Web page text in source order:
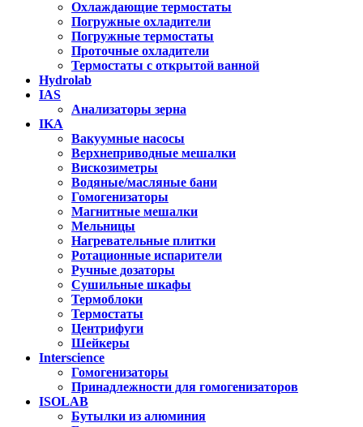
Охлаждающие термостаты
Погружные охладители
Погружные термостаты
Проточные охладители
Термостаты с открытой ванной
Hydrolab
IAS
Анализаторы зерна
IKA
Вакуумные насосы
Верхнеприводные мешалки
Вискозиметры
Водяные/масляные бани
Гомогенизаторы
Магнитные мешалки
Мельницы
Нагревательные плитки
Ротационные испарители
Ручные дозаторы
Сушильные шкафы
Термоблоки
Термостаты
Центрифуги
Шейкеры
Interscience
Гомогенизаторы
Принадлежности для гомогенизаторов
ISOLAB
Бутылки из алюминия